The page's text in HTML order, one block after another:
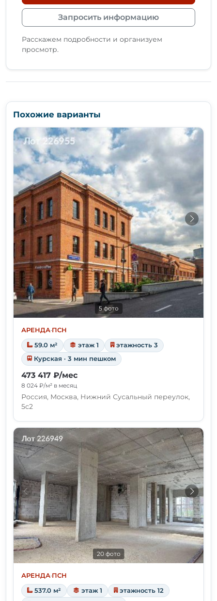
Запросить информацию
Расскажем подробности и организуем
просмотр.
Похожие варианты
5 фото
АРЕНДА·ПСН
59.0 м² этаж 1
этажность 3
Курская · 3 мин пешком
473 417 ₽/мес
8 024 ₽/м² в месяц
Россия, Москва, Нижний Сусальный переулок,
5с2
20 фото
АРЕНДА·ПСН
537.0 м² этаж 1
этажность 12